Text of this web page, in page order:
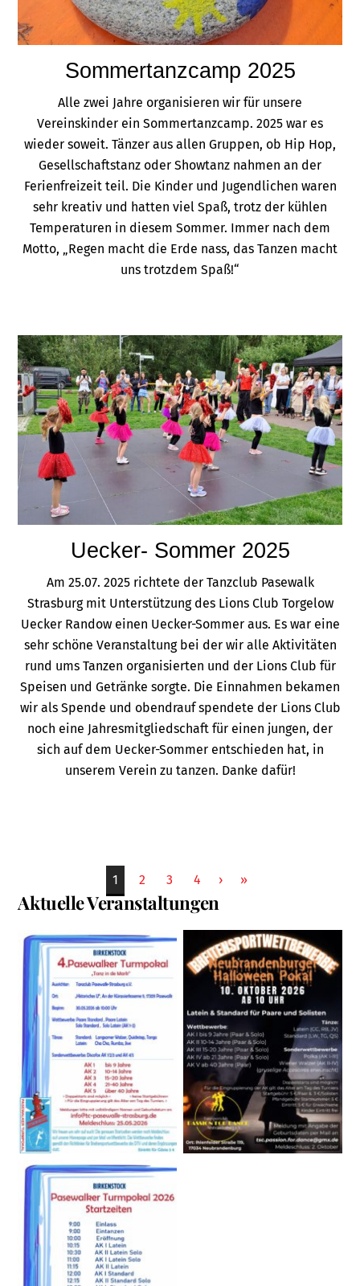
Sommertanzcamp 2025
Alle zwei Jahre organisieren wir für unsere
Vereinskinder ein Sommertanzcamp. 2025 war es
wieder soweit. Tänzer aus allen Gruppen, ob Hip Hop,
Gesellschaftstanz oder Showtanz nahmen an der
Ferienfreizeit teil. Die Kinder und Jugendlichen waren
sehr kreativ und hatten viel Spaß, trotz der kühlen
Temperaturen in diesem Sommer. Immer nach dem
Motto, „Regen macht die Erde nass, das Tanzen macht
uns trotzdem Spaß!“
Uecker- Sommer 2025
Am 25.07. 2025 richtete der Tanzclub Pasewalk
Strasburg mit Unterstützung des Lions Club Torgelow
Uecker Randow einen Uecker-Sommer aus. Es war eine
sehr schöne Veranstaltung bei der wir alle Aktivitäten
rund ums Tanzen organisierten und der Lions Club für
Speisen und Getränke sorgte. Die Einnahmen bekamen
wir als Spende und obendrauf spendete der Lions Club
noch eine Jahresmitgliedschaft für einen jungen, der
sich auf dem Uecker-Sommer entschieden hat, in
unserem Verein zu tanzen. Danke dafür!
1 2 3 4 › »
Aktuelle Veranstaltungen